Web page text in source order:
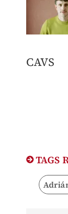
CAVS
TAGS